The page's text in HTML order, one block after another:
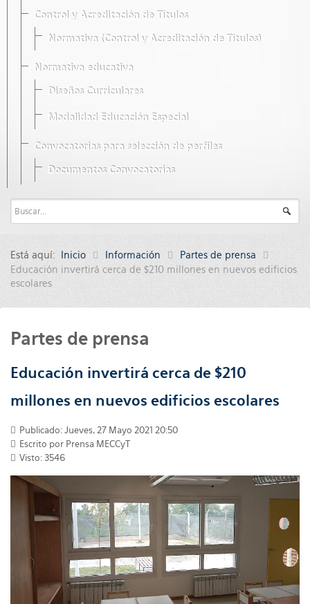
Control y Acreditación de Títulos
Normativa (Control y Acreditación de Títulos)
Normativa educativa
Diseños Curriculares
Modalidad Educación Especial
Convocatorias para selección de perfiles
Documentos Convocatorias
Está aquí: Inicio Información
Partes de prensa
Educación invertirá cerca de $210 millones en nuevos edificios
escolares
Partes de prensa
Educación invertirá cerca de $210
millones en nuevos edificios escolares
Publicado: Jueves, 27 Mayo 2021 20:50
Escrito por Prensa MECCyT
Visto: 3546